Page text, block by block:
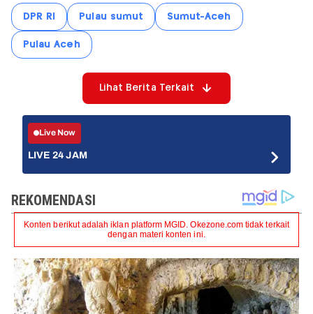
DPR RI Pulau sumut Sumut-Aceh
Pulau Aceh
Lihat Berita Terkait
Live Now
LIVE 24 JAM